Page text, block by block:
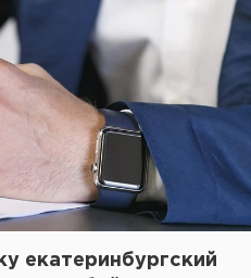
екатеринбургский